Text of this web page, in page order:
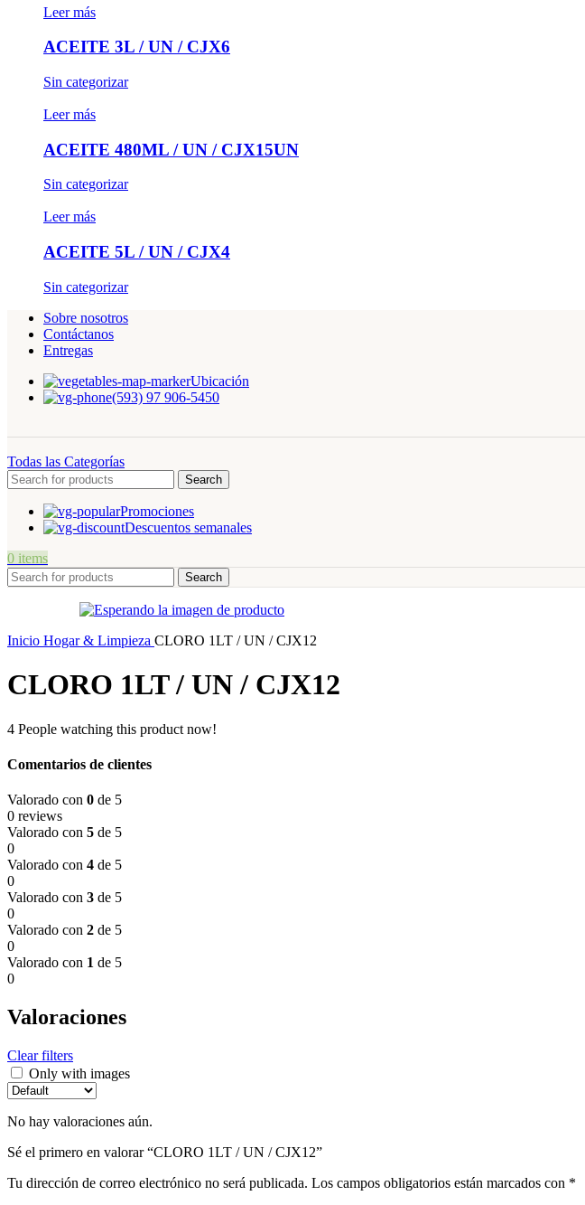
Leer más
ACEITE 3L / UN / CJX6
Sin categorizar
Leer más
ACEITE 480ML / UN / CJX15UN
Sin categorizar
Leer más
ACEITE 5L / UN / CJX4
Sin categorizar
Sobre nosotros
Contáctanos
Entregas
Ubicación
(593) 97 906-5450
Todas las Categorías
Search
Promociones
Descuentos semanales
0 items
Search
Inicio Hogar & Limpieza CLORO 1LT / UN / CJX12
CLORO 1LT / UN / CJX12
4 People watching this product now!
Comentarios de clientes
Valorado con 0 de 5
0 reviews
Valorado con 5 de 5
0
Valorado con 4 de 5
0
Valorado con 3 de 5
0
Valorado con 2 de 5
0
Valorado con 1 de 5
0
Valoraciones
Clear filters
Only with images
No hay valoraciones aún.
Sé el primero en valorar “CLORO 1LT / UN / CJX12”
Tu dirección de correo electrónico no será publicada. Los campos obligatorios están marcados con *